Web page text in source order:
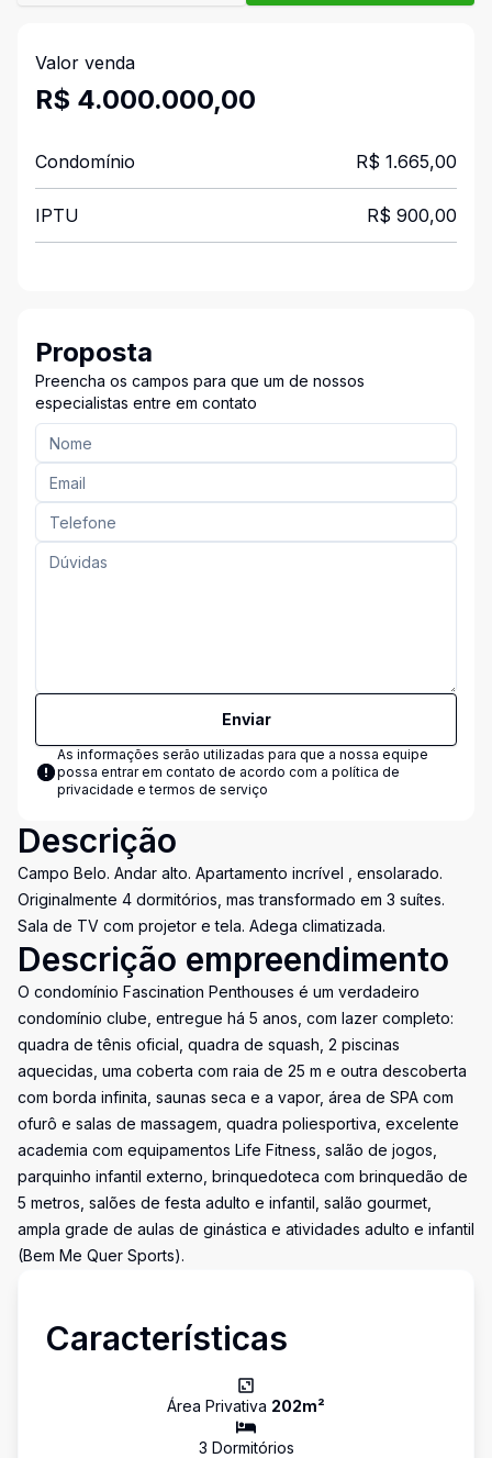
Valor venda
R$ 4.000.000,00
Condomínio R$ 1.665,00
IPTU R$ 900,00
Proposta
Preencha os campos para que um de nossos
especialistas entre em contato
Enviar
As informações serão utilizadas para que a nossa equipe
possa entrar em contato de acordo com a política de
privacidade e termos de serviço
Descrição
Campo Belo. Andar alto. Apartamento incrível , ensolarado.
Originalmente 4 dormitórios, mas transformado em 3 suítes.
Sala de TV com projetor e tela. Adega climatizada.
Descrição empreendimento
O condomínio Fascination Penthouses é um verdadeiro
condomínio clube, entregue há 5 anos, com lazer completo:
quadra de tênis oficial, quadra de squash, 2 piscinas
aquecidas, uma coberta com raia de 25 m e outra descoberta
com borda infinita, saunas seca e a vapor, área de SPA com
ofurô e salas de massagem, quadra poliesportiva, excelente
academia com equipamentos Life Fitness, salão de jogos,
parquinho infantil externo, brinquedoteca com brinquedão de
5 metros, salões de festa adulto e infantil, salão gourmet,
ampla grade de aulas de ginástica e atividades adulto e infantil
(Bem Me Quer Sports).
Características
Área Privativa 202m²
3 Dormitórios